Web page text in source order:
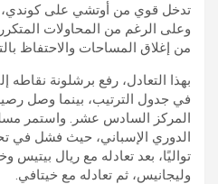
تدخل قوي من أوتشي على كوندي،
وعلى الرغم من المحاولات
من إغلاق المساحات والاحتفاظ
المركز السادس عشر. واستمر
الدوري الإسباني، حيث فشل في
تواليًا، بعد تعادله مع ريال بيتيس
وليجانيس، ثم تعادله مع خيتافي.